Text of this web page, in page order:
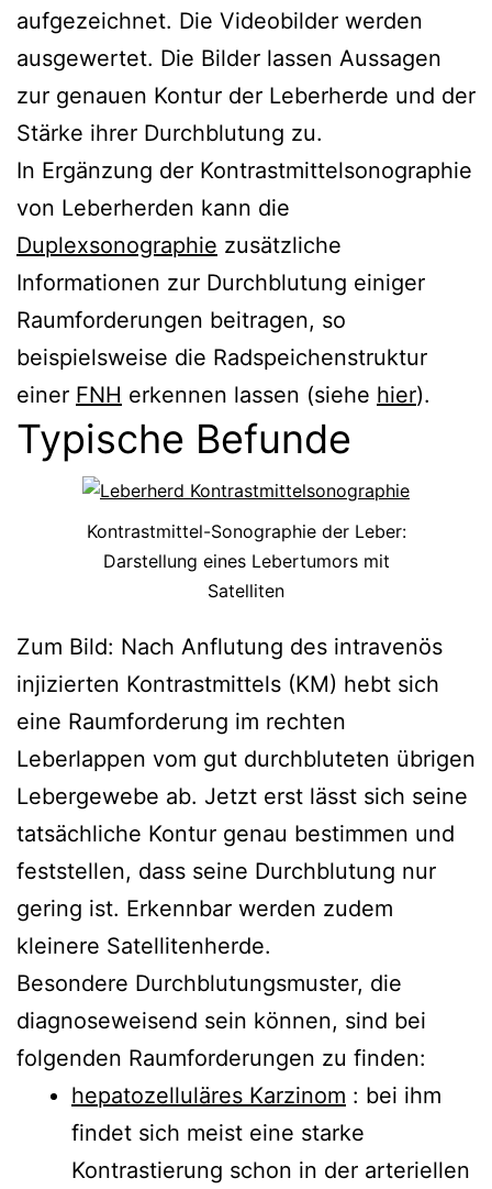
aufgezeichnet. Die Videobilder werden
ausgewertet. Die Bilder lassen Aussagen
zur genauen Kontur der Leberherde und der
Stärke ihrer Durchblutung zu.
In Ergänzung der Kontrastmittelsonographie
von Leberherden kann die
Duplexsonographie zusätzliche
Informationen zur Durchblutung einiger
Raumforderungen beitragen, so
beispielsweise die Radspeichenstruktur
einer FNH erkennen lassen (siehe hier).
Typische Befunde
Kontrastmittel-Sonographie der Leber:
Darstellung eines Lebertumors mit
Satelliten
Zum Bild: Nach Anflutung des intravenös
injizierten Kontrastmittels (KM) hebt sich
eine Raumforderung im rechten
Leberlappen vom gut durchbluteten übrigen
Lebergewebe ab. Jetzt erst lässt sich seine
tatsächliche Kontur genau bestimmen und
feststellen, dass seine Durchblutung nur
gering ist. Erkennbar werden zudem
kleinere Satellitenherde.
Besondere Durchblutungsmuster, die
diagnoseweisend sein können, sind bei
folgenden Raumforderungen zu finden:
hepatozelluläres Karzinom : bei ihm
findet sich meist eine starke
Kontrastierung schon in der arteriellen